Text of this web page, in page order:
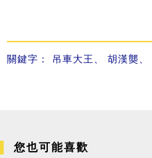
關鍵字： 吊車大王 胡漢龑
您也可能喜歡